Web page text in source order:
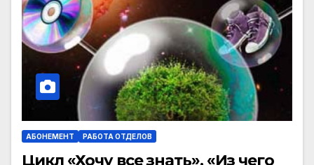
АБОНЕМЕНТ РАБОТА ОТДЕЛОВ
Цикл «Хочу все знать». «Из чего